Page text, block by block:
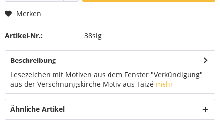
Merken
Artikel-Nr.: 38sig
Beschreibung
Lesezeichen mit Motiven aus dem Fenster "Verkündigung"
aus der Versöhnungskirche Motiv aus Taizé mehr
Ähnliche Artikel